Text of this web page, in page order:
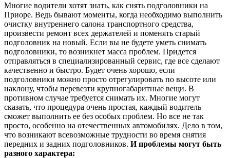
Многие водители хотят знать, как снять подголовники на
Приоре. Ведь бывают моменты, когда необходимо выполнить
очистку внутреннего салона транспортного средства,
произвести ремонт всех держателей и поменять старый
подголовник на новый. Если вы не будете уметь снимать
подголовники, то возникнет масса проблем. Придется
отправляться в специализированный сервис, где все сделают
качественно и быстро. Будет очень хорошо, если
подголовники можно просто отрегулировать по высоте или
наклону, чтобы перевезти крупногабаритные вещи. В
противном случае требуется снимать их. Многие могут
сказать, что процедура очень простая, каждый водитель
сможет выполнить ее без особых проблем. Но все не так
просто, особенно на отечественных автомобилях. Дело в том,
что возникают всевозможные трудности во время снятия
передних и задних подголовников. И проблемы могут быть
разного характера: